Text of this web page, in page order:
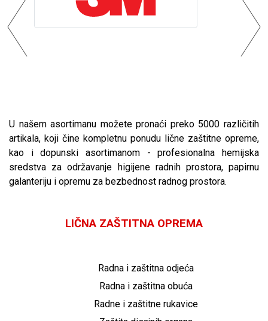
U našem asortimanu možete pronaći preko 5000 različitih
artikala, koji čine kompletnu ponudu lične zaštitne opreme,
kao i dopunski asortimanom - profesionalna hemijska
sredstva za održavanje higijene radnih prostora, papirnu
galanteriju i opremu za bezbednost radnog prostora.
LIČNA ZAŠTITNA OPREMA
Radna i zaštitna odjeća
Radna i zaštitna obuća
Radne i zaštitne rukavice